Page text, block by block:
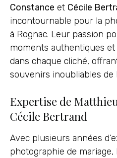
Constance et Cécile
incontournable pour la
à Rognac. Leur passion
moments authentiques
dans chaque cliché,
souvenirs inoubliables de
Expertise de
Cécile Bertrand
Avec plusieurs années
photographie de